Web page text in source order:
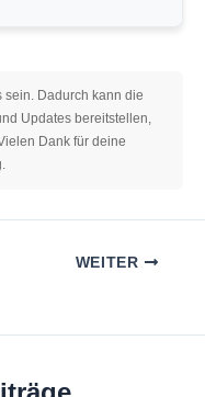
sein. Dadurch kann die
Updates bereitstellen,
Dank für deine
WEITER